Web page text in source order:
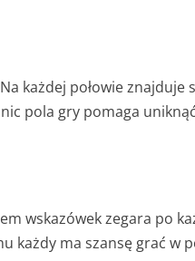
każdej połowie znajduje
pola gry pomaga
wskazówek zegara po
każdy ma szansę grać w